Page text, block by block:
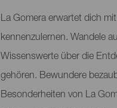
La Gomera erwartet dich
kennenzulernen. Wandele
Wissenswerte über die
gehören. Bewundere
Besonderheiten von La